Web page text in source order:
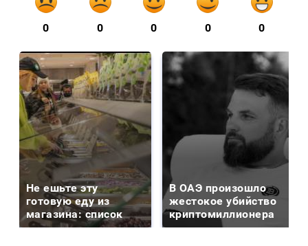
0 0 0 0 0
Не ешьте эту
готовую еду из
магазина: список
В ОАЭ произошло
жестокое убийство
криптомиллионера